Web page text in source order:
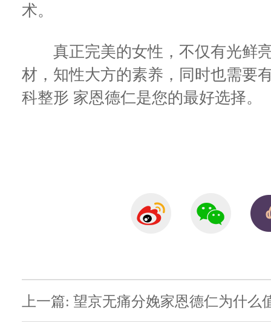
术。
真正完美的女性，不仅有光鲜亮
材，知性大方的素养，同时也需要
科整形 家恩德仁是您的最好选择。
上一篇: 望京无痛分娩家恩德仁为什么